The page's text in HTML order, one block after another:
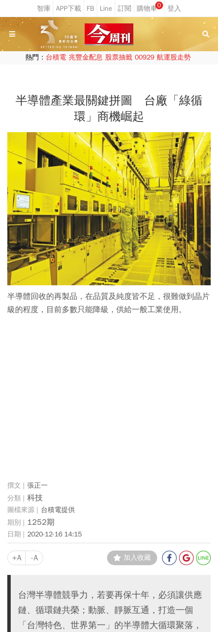
0
熱門： 台積電 兆豐金配息 股票抽籤 00929 航運股走勢
半導體產業最關鍵拼圖 台廠「綠循
環」商機崛起
半導體回收的再製品，在品質及純度皆不足，很難做到晶片
級的程度，目前多數只能降級，供給一般工業使用。
張正一
科技
台積電提供
1252期
2020-12-16 14:15
+A -A 加入收藏
台灣半導體競爭力，若要再保十年，必須讓供應
鏈、循環鏈共榮；動脈、靜脈互通，打造一個
「台灣特色、世界第一」的半導體大循環聚落，